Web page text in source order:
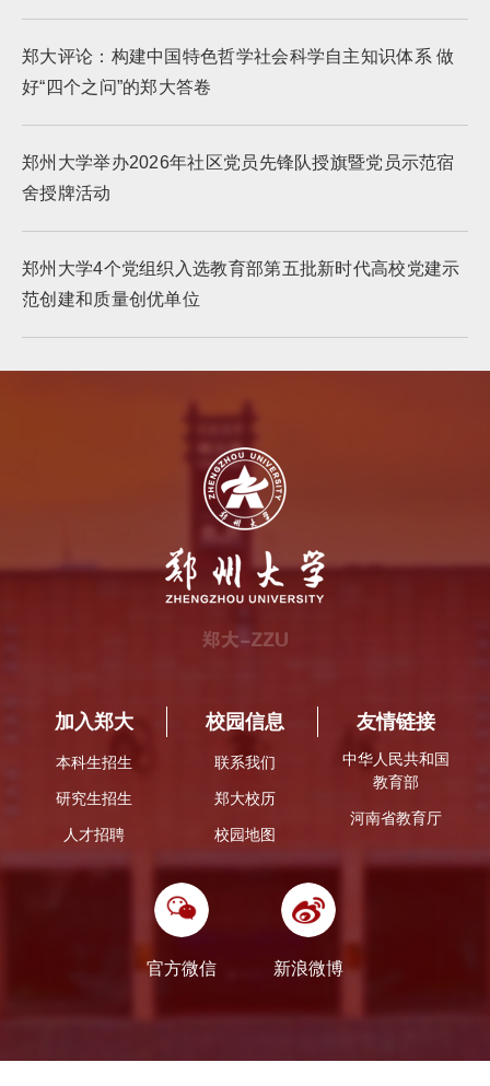
郑大评论：构建中国特色哲学社会科学自主知识体系 做
好“四个之问”的郑大答卷
郑州大学举办2026年社区党员先锋队授旗暨党员示范宿
舍授牌活动
郑州大学4个党组织入选教育部第五批新时代高校党建示
范创建和质量创优单位
加入郑大
本科生招生
研究生招生
人才招聘
校园信息
联系我们
郑大校历
校园地图
友情链接
中华人民共和国
教育部
河南省教育厅
官方微信 新浪微博